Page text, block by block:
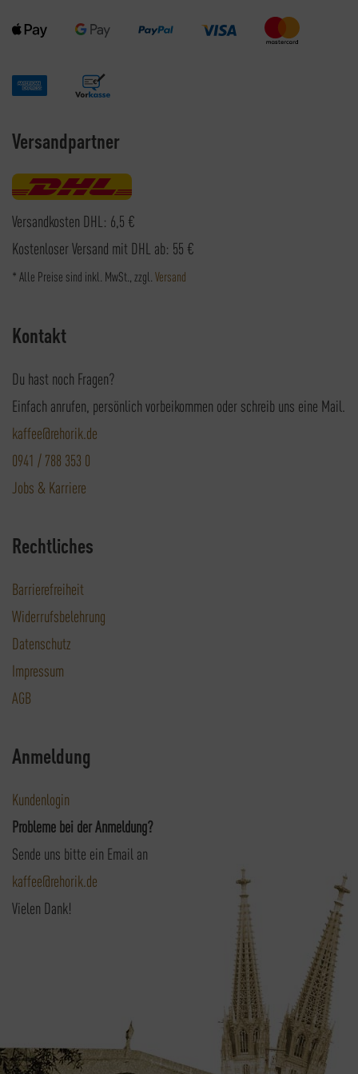
Versandpartner
Versandkosten DHL: 6,5 €
Kostenloser Versand mit DHL ab: 55 €
* Alle Preise sind inkl. MwSt., zzgl. Versand
Kontakt
Du hast noch Fragen?
Einfach anrufen, persönlich vorbeikommen oder schreib uns eine Mail.
kaffee@rehorik.de
0941 / 788 353 0
Jobs & Karriere
Rechtliches
Barrierefreiheit
Widerrufsbelehrung
Datenschutz
Impressum
AGB
Anmeldung
Kundenlogin
Probleme bei der Anmeldung?
Sende uns bitte ein Email an
kaffee@rehorik.de
Vielen Dank!